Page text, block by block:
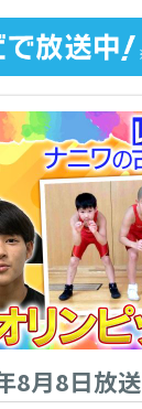
8月8日放送